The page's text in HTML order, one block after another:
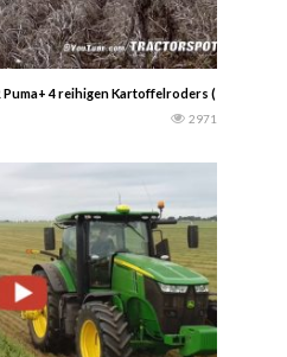
Puma+ 4 reihigen Kartoffelroders
2971